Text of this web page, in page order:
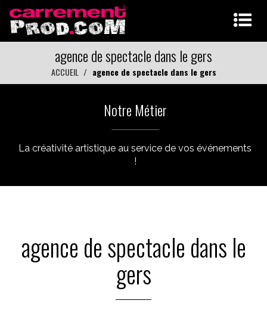
agence de spectacle dans le gers
ACCUEIL agence de spectacle dans le gers
Notre Métier
La créativité artistique au service de vos événements
!
agence de spectacle dans le
gers